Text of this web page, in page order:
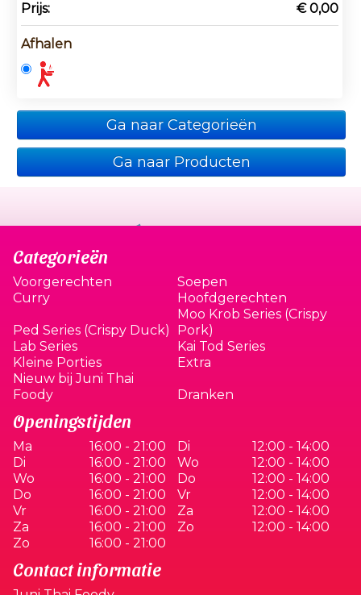
Prijs: € 0,00
Afhalen
Ga naar Categorieën
Ga naar Producten
Categorieën
Voorgerechten
Soepen
Curry
Hoofdgerechten
Ped Series (Crispy Duck)
Moo Krob Series (Crispy
Pork)
Lab Series
Kai Tod Series
Kleine Porties
Extra
Nieuw bij Juni Thai
Foody
Dranken
Openingstijden
Ma 16:00 - 21:00 Di
12:00 - 14:00
Di
16:00 - 21:00 Wo
12:00 - 14:00
Wo
16:00 - 21:00 Do
12:00 - 14:00
Do
16:00 - 21:00 Vr
12:00 - 14:00
Vr
16:00 - 21:00 Za
12:00 - 14:00
Za
16:00 - 21:00 Zo
12:00 - 14:00
Zo
16:00 - 21:00
Contact informatie